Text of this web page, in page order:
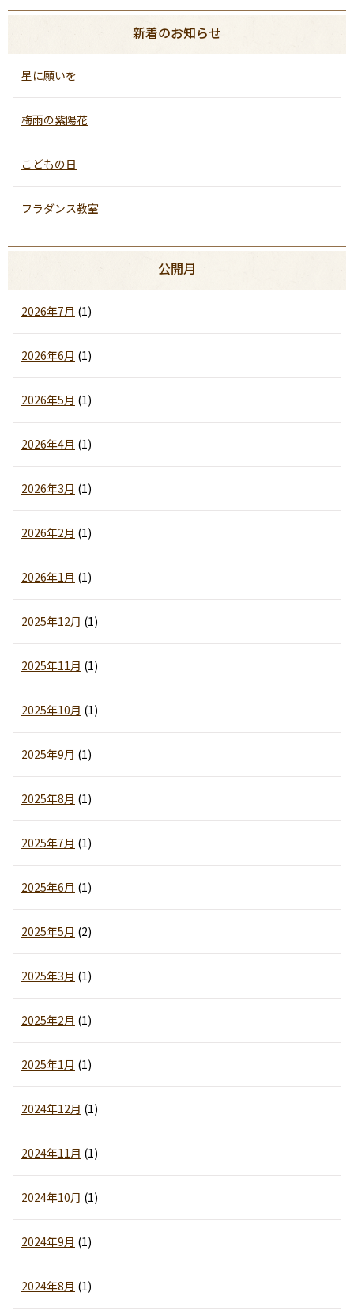
新着のお知らせ
星に願いを
梅雨の紫陽花
こどもの日
フラダンス教室
公開月
2026年7月 (1)
2026年6月 (1)
2026年5月 (1)
2026年4月 (1)
2026年3月 (1)
2026年2月 (1)
2026年1月 (1)
2025年12月 (1)
2025年11月 (1)
2025年10月 (1)
2025年9月 (1)
2025年8月 (1)
2025年7月 (1)
2025年6月 (1)
2025年5月 (2)
2025年3月 (1)
2025年2月 (1)
2025年1月 (1)
2024年12月 (1)
2024年11月 (1)
2024年10月 (1)
2024年9月 (1)
2024年8月 (1)